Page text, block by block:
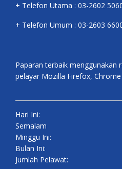
+ Telefon Utama : 03-2602
+ Telefon Umum : 03-2603
Paparan terbaik menggunakan
pelayar Mozilla Firefox,
Hari Ini:
Semalam
Minggu Ini:
Bulan Ini:
Jumlah Pelawat: